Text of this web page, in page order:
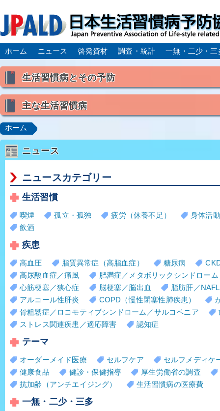
ホーム ニュース 啓発資材 調査・統計 一無・二少・三
生活習慣病とその予防
喫煙
食生活
主な生活習慣病
高血圧
肥満症／メタボリックシンドローム
動脈硬化
心
脂肪肝／NAFLD／NASH
ロコモティブシンドローム／サルコペニア／フレイル
ホーム
ニュース
ニュースカテゴリー
生活習慣
喫煙 孤立・孤独 疲労（休養不足）
身体活
飲酒
疾患
高血圧 脂質異常症（高脂血症） 糖尿病
高尿酸血症／痛風
肥満症／メタボリックシンドローム
心筋梗塞／狭心症
脳梗塞／脳出血
脂肪肝／
アルコール性肝炎
COPD（慢性閉塞性肺疾患）
骨粗鬆症／ロコモティブシンドローム／サルコペニア
ストレス関連疾患／適応障害
認知症
テーマ
オーダーメイド医療 セルフケア
セルフメディケ
健康食品
健診・保健指導
厚生労働省の調査
抗加齢（アンチエイジング）
生活習慣病の医療費
一無・二少・三多